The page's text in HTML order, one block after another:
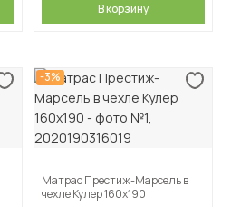
В корзину
-3%
Матрас Престиж-Марсель в
чехле Кулер 160х190